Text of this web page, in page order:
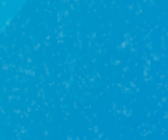
Отправить
Нажимая на кнопку «Отправить заявку»,
условия соглашения.